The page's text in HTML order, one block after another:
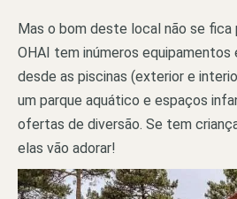
Mas o bom deste local não se fica
OHAI tem inúmeros equipamentos
desde as piscinas (exterior e
um parque aquático e espaços
ofertas de diversão. Se tem
elas vão adorar!